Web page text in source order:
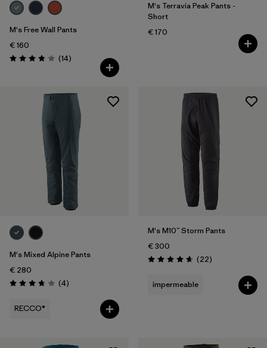
M's Free Wall Pants
€ 160
Puntuación: 3.9 / 5
(14Reseñas
)
M's Terravia Peak Pants -
Short
€ 170
M's Mixed Alpine Pants
€ 280
Puntuación: 3.8 / 5
(4Reseñas
)
RECCO®
M's M10™ Storm Pants
€ 300
Puntuación: 4.7 / 5
(22Reseñas
)
impermeable